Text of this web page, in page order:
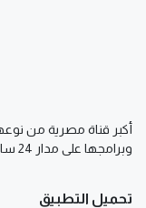
أكبر قناة مصرية من
وبرامجها على مدار 24 ساعة
تحميل التطبيق